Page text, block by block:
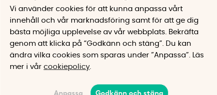
Vi använder cookies för att kunna anpassa vårt
innehåll och vår marknadsföring samt för att ge dig
bästa möjliga upplevelse av vår webbplats.
Bekräfta
genom att klicka på “Godkänn och stäng”. Du kan
ändra vilka cookies som sparas under ”Anpassa”.
Läs
mer i vår cookiepolicy
Anpassa Godkänn och stäng